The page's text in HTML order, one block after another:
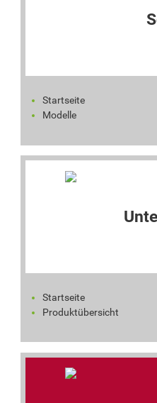
Startseite
Modelle
Startseite
Produktübersicht